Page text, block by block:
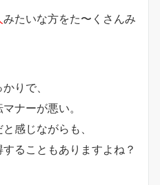
みたいな方をた〜くさんみ
りで、
ナーが悪い。
感じながらも、
することもありますよね？